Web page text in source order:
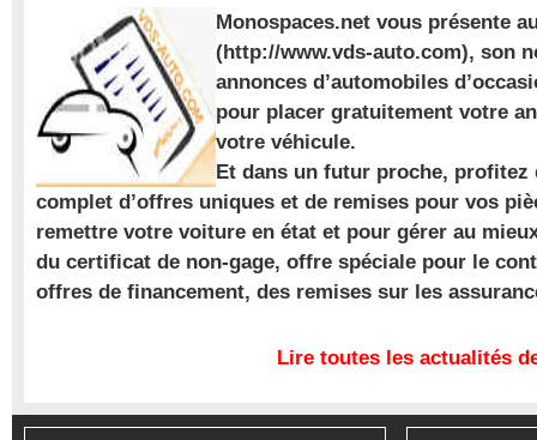
Monospaces.net vous présente
(http://www.vds-auto.com), son
annonces d’automobiles
pour placer gratuitement votre
votre véhicule.
Et dans un futur proche, profitez
complet d’offres uniques et de remises pour vos
remettre votre voiture en état et pour gérer au
du certificat de non-gage, offre spéciale pour le
offres de financement, des remises sur les
Lire toutes les actualités